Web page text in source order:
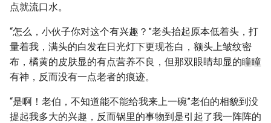
点就流口水。
“怎么，小伙子你对这个有兴趣？”老头抬起原本低着头，打
量着我，满头的白发在日光灯下更现苍白，额头上皱纹密
布，橘黄的皮肤显的有点营养不良，但那双眼睛却显的瞳瞳
有神，反而没有一点老者的痕迹。
“是啊！老伯，不知道能不能给我来上一碗”老伯的相貌到没
提起我多大的兴趣，反而锅里的事物到是引起了我一阵阵的